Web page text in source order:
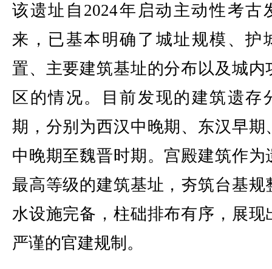
该遗址自2024年启动主动性考古
来，已基本明确了城址规模、护
置、主要建筑基址的分布以及城内
区的情况。目前发现的建筑遗存
期，分别为西汉中晚期、东汉早期
中晚期至魏晋时期。宫殿建筑作为
最高等级的建筑基址，夯筑台基规
水设施完备，柱础排布有序，展现
严谨的官建规制。